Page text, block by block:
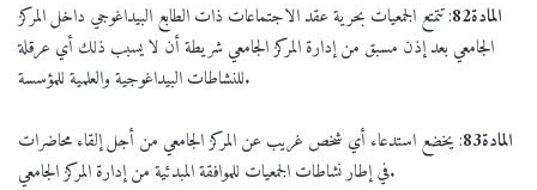
المادة82: تتمتع الجمعيات بحرية عقد الاجتماعات ذات الطابع البيداغوجي داخل المركز
الجامعي بعد إذن مسبق من إدارة المركز الجامعي شريطة أن لا يسبب ذلك أي عرقلة
للنشاطات البيداغوجية والعلمية للمؤسسة.
المادة83: يخضع استدعاء أي شخص غريب عن المركز الجامعي من أجل إلقاء محاضرات
في إطار نشاطات الجمعيات للموافقة المبدئية من إدارة المركز الجامعي.